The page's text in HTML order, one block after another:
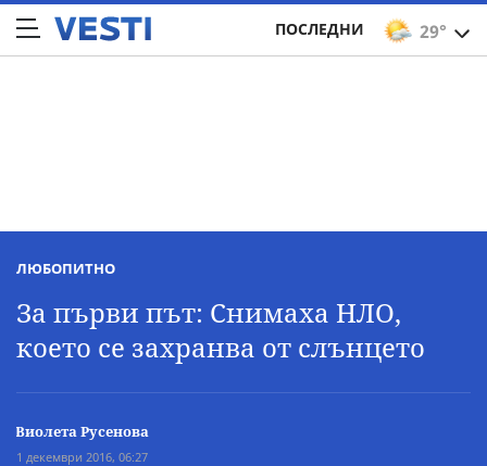
29°
ПОСЛЕДНИ
ЛЮБОПИТНО
За първи път: Снимаха НЛО,
което се захранва от слънцето
Виолета Русенова
1 декември 2016, 06:27